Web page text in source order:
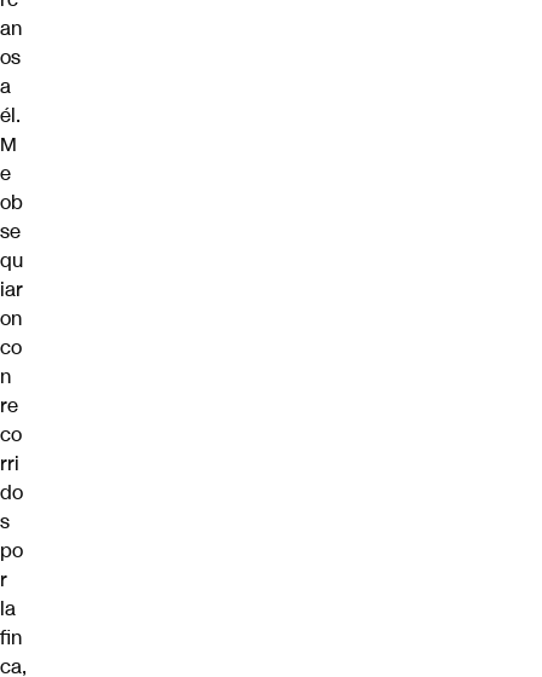
an
os
a
él.
M
e
ob
se
qu
iar
on
co
n
re
co
rri
do
s
po
r
la
fin
ca,